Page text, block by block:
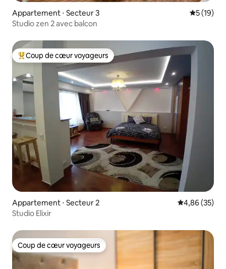
Appartement ⋅ Secteur 3
5 (19)
Studio zen 2 avec balcon
Coups de cœur voyageurs les plus appréciés
Coup de cœur voyageurs
Appartement ⋅ Secteur 2 Évaluation
4,86 (35)
Studio Elixir
Coup de cœur voyageurs
Coup de cœur voyageurs